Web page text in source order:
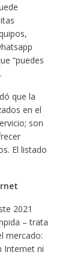
“puedes
que la
en el
son
El listado
2021
– trata
mercado:
Internet ni